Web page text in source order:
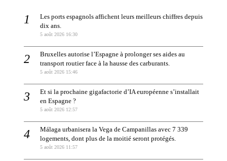
Les ports espagnols affichent leurs meilleurs chiffres depuis
dix ans.
5 août 2026 16:30
Bruxelles autorise l’Espagne à prolonger ses aides au
transport routier face à la hausse des carburants.
5 août 2026 15:46
Et si la prochaine gigafactorie d’IA européenne s’installait
en Espagne ?
5 août 2026 12:57
Málaga urbanisera la Vega de Campanillas avec 7 339
logements, dont plus de la moitié seront protégés.
5 août 2026 11:57